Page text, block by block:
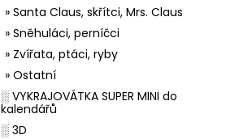
» Santa Claus, skřítci, Mrs. Claus
» Sněhuláci, perníčci
» Zvířata, ptáci, ryby
» Ostatní
░ VYKRAJOVÁTKA SUPER MINI do
kalendářů
░ 3D